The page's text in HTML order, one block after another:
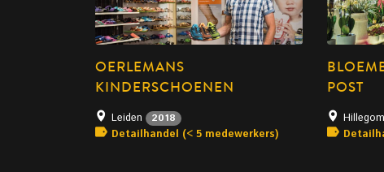
OERLEMANS
KINDERSCHOENEN
Leiden 2018
Detailhandel (< 5 medewerkers)
POST
Hillegom